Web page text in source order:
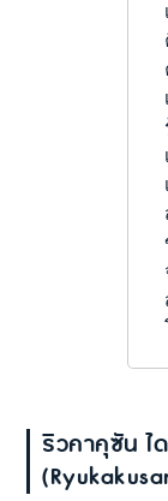
ริวคาคุซัน ไ